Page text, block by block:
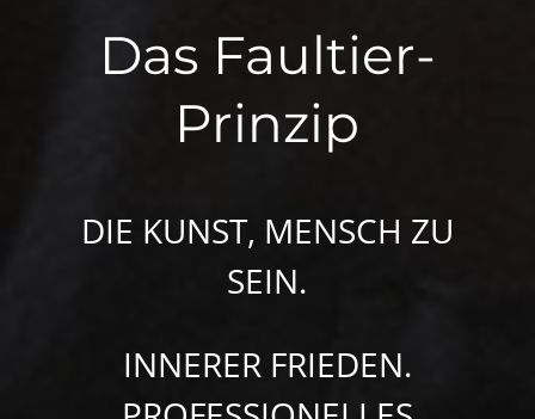
Das Faultier-
Prinzip
DIE KUNST, MENSCH ZU
SEIN.
INNERER FRIEDEN.